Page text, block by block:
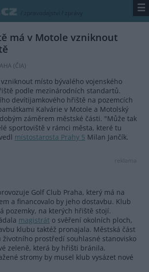
/ zpravodajství / zprávy ☰
má v Motole vzniknout
(ČIA)
místo bývalého vojenského
podle mezinárodních standartů.
devítijamkového hřiště na pozemcích
Kalvárie v Motole a Motolský
záměrem městské části. "Může tak
sportoviště v rámci města, které tu
místostarosta Prahy 5 Milan Jančík.
reklama
Golf Club Praha, který má na
a financovalo by jeho dostavbu. Klub
pozemky, na kterých hřiště stojí.
magistrát o svěření okolních ploch,
klubu taktéž pronajala. Městská část
životního prostředí souhlasné stanovisko
zeleně, která by hřišti bránila.
stromy by musel klub vysázet nové